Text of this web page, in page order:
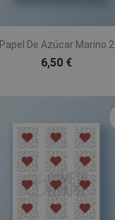
Papel De Azúcar Marino 2
6,50 €